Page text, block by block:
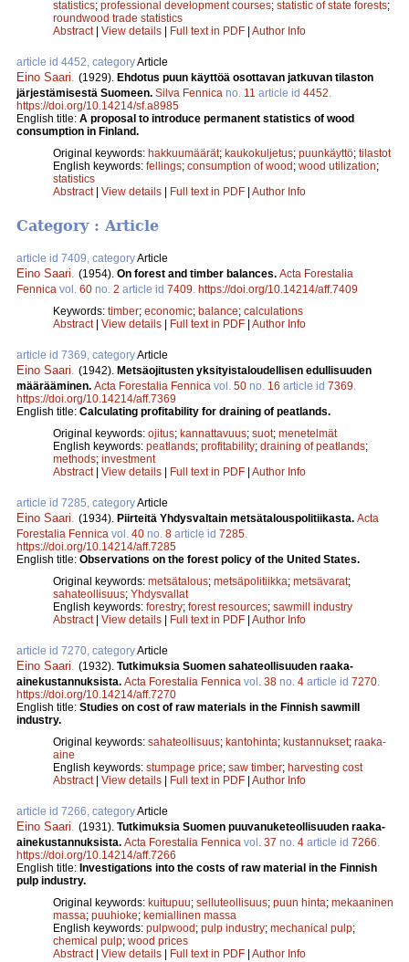
statistics; professional development courses; statistic of state forests;
roundwood trade statistics
Abstract| View details | Full text in PDF | Author Info
article id 4452, categoryArticle
Eino Saari (1929). Ehdotus puun käyttöä osottavan jatkuvan tilaston
järjestämisestä Suomeen. Silva Fennica no. 11 article id 4452
https://doi.org/10.14214/sf.a8985
English title: A proposal to introduce permanent statistics of wood
consumption in Finland.
Original keywords: hakkuumäärät; kaukokuljetus; puunkäyttö; tilastot
English keywords: fellings; consumption of wood; wood utilization;
statistics
Abstract| View details | Full text in PDF | Author Info
Category : Article
article id 7409, categoryArticle
Eino Saari. (1954). On forest and timber balances. Acta Forestalia
Fennica vol. 60 no. 2 article id 7409. https://doi.org/10.14214/aff.7409
Keywords: timber; economic; balance; calculations
Abstract| View details Full text in PDF Author Info
article id 7369, categoryArticle
Eino Saari. (1942). Metsäojitusten yksityistaloudellisen edullisuuden
määrääminen. Acta Forestalia Fennica vol. 50 no. 16 article id 7369.
https://doi.org/10.14214/aff.7369
English title: Calculating profitability for draining of peatlands.
Original keywords: ojitus; kannattavuus; suot; menetelmät
English keywords: peatlands; profitability; draining of peatlands;
methods; investment
Abstract| View details Full text in PDF Author Info
article id 7285, categoryArticle
Eino Saari. (1934). Piirteitä Yhdysvaltain metsätalouspolitiikasta. Acta
Forestalia Fennica vol. 40 no. 8 article id 7285.
https://doi.org/10.14214/aff.7285
English title: Observations on the forest policy of the United States.
Original keywords: metsätalous; metsäpolitiikka; metsävarat;
sahateollisuus; Yhdysvallat
English keywords: forestry; forest resources; sawmill industry
Abstract| View details Full text in PDF Author Info
article id 7270, categoryArticle
Eino Saari. (1932). Tutkimuksia Suomen sahateollisuuden raaka-
ainekustannuksista. Acta Forestalia Fennica vol. 38 no. 4 article id 7270.
https://doi.org/10.14214/aff.7270
English title: Studies on cost of raw materials in the Finnish sawmill
industry.
Original keywords: sahateollisuus; kantohinta; kustannukset; raaka-
aine
English keywords: stumpage price; saw timber; harvesting cost
Abstract| View details Full text in PDF Author Info
article id 7266, categoryArticle
Eino Saari. (1931). Tutkimuksia Suomen puuvanuketeollisuuden raaka-
ainekustannuksista. Acta Forestalia Fennica vol. 37 no. 4 article id 7266.
https://doi.org/10.14214/aff.7266
English title: Investigations into the costs of raw material in the Finnish
pulp industry.
Original keywords: kuitupuu; selluteollisuus; puun hinta; mekaaninen
massa; puuhioke; kemiallinen massa
English keywords: pulpwood ; pulp industry; mechanical pulp;
chemical pulp; wood prices
Abstract| View details Full text in PDF Author Info